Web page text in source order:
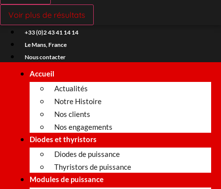
Voir plus de résultats
+33 (0)2 43 41 14 14
Le Mans, France
Nous contacter
Accueil
Actualités
Notre Histoire
Nos clients
Nos engagements
Diodes et thyristors
Diodes de puissance
Thyristors de puissance
Modules de puissance